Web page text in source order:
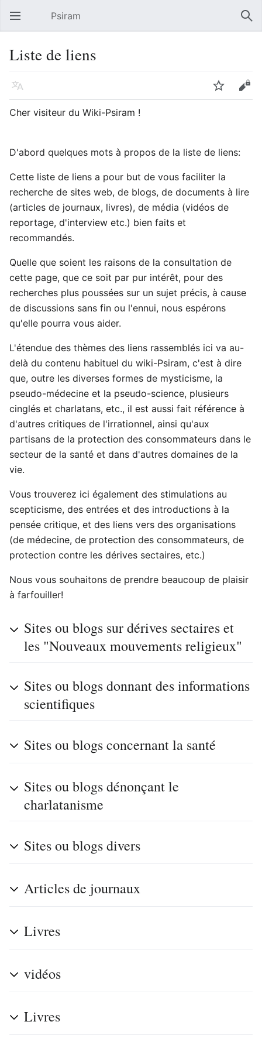
Ouvrir le menu principal Psiram
Liste de liens
Langue Suivre
Cher visiteur du Wiki-Psiram !
D'abord quelques mots à propos de la liste de liens:
Cette liste de liens a pour but de vous faciliter la
recherche de sites web, de blogs, de documents à lire
(articles de journaux, livres), de média (vidéos de
reportage, d'interview etc.) bien faits et
recommandés.
Quelle que soient les raisons de la consultation de
cette page, que ce soit par pur intérêt, pour des
recherches plus poussées sur un sujet précis, à cause
de discussions sans fin ou l'ennui, nous espérons
qu'elle pourra vous aider.
L'étendue des thèmes des liens rassemblés ici va au-
delà du contenu habituel du wiki-Psiram, c'est à dire
que, outre les diverses formes de mysticisme, la
pseudo-médecine et la pseudo-science, plusieurs
cinglés et charlatans, etc., il est aussi fait référence à
d'autres critiques de l'irrationnel, ainsi qu'aux
partisans de la protection des consommateurs dans le
secteur de la santé et dans d'autres domaines de la
vie.
Vous trouverez ici également des stimulations au
scepticisme, des entrées et des introductions à la
pensée critique, et des liens vers des organisations
(de médecine, de protection des consommateurs, de
protection contre les dérives sectaires, etc.)
Nous vous souhaitons de prendre beaucoup de plaisir
à farfouiller!
Sites ou blogs sur dérives sectaires et
les "Nouveaux mouvements religieux"
Sites ou blogs donnant des informations
scientifiques
Sites ou blogs concernant la santé
Sites ou blogs dénonçant le
charlatanisme
Sites ou blogs divers
Articles de journaux
Livres
vidéos
Livres